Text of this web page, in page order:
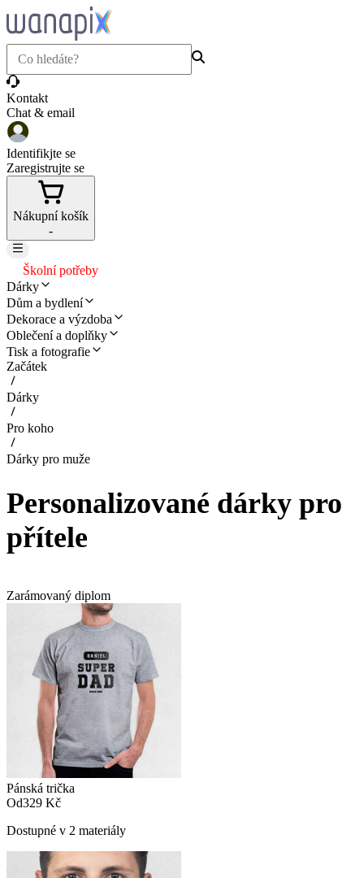
Kontakt
Chat & email
Identifikjte se
Zaregistrujte se
Nákupní košík
-
Školní potřeby
Dárky
Dům a bydlení
Dekorace a výzdoba
Oblečení a doplňky
Tisk a fotografie
Začátek
Dárky
Pro koho
Dárky pro muže
Personalizované dárky pro
přítele
Zarámovaný diplom
Pánská trička
Od329 Kč
Dostupné v 2 materiály